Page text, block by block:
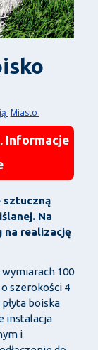
Miasto
Informacje
sztuczną
Na
na realizację
100
szerokości 4
boiska
instalacja
i